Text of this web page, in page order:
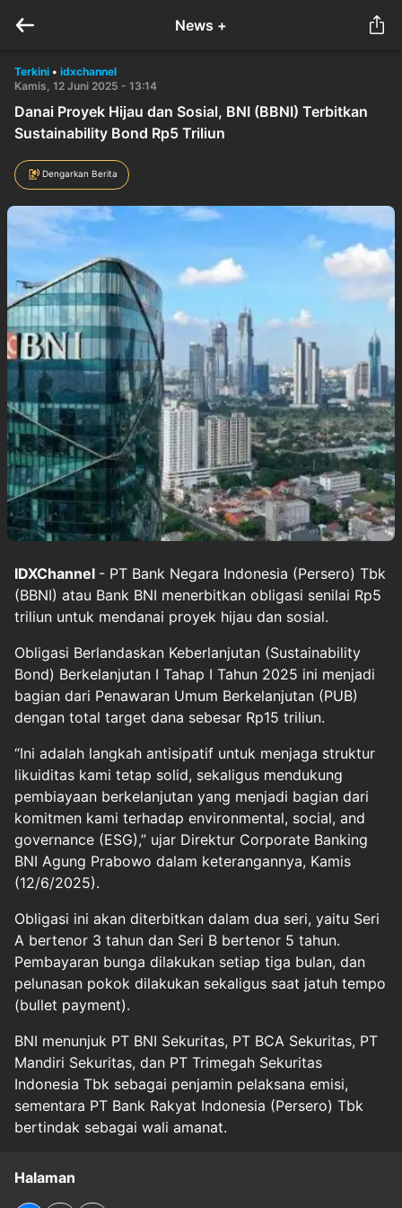
News +
Terkini • idxchannel
Kamis, 12 Juni 2025 - 13:14
Danai Proyek Hijau dan Sosial, BNI (BBNI) Terbitkan
Sustainability Bond Rp5 Triliun
Dengarkan Berita
IDXChannel - PT Bank Negara Indonesia (Persero) Tbk
(BBNI) atau Bank BNI menerbitkan obligasi senilai Rp5
triliun untuk mendanai proyek hijau dan sosial.
Obligasi Berlandaskan Keberlanjutan (Sustainability
Bond) Berkelanjutan I Tahap I Tahun 2025 ini menjadi
bagian dari Penawaran Umum Berkelanjutan (PUB)
dengan total target dana sebesar Rp15 triliun.
“Ini adalah langkah antisipatif untuk menjaga struktur
likuiditas kami tetap solid, sekaligus mendukung
pembiayaan berkelanjutan yang menjadi bagian dari
komitmen kami terhadap environmental, social, and
governance (ESG),” ujar Direktur Corporate Banking
BNI Agung Prabowo dalam keterangannya, Kamis
(12/6/2025).
Obligasi ini akan diterbitkan dalam dua seri, yaitu Seri
A bertenor 3 tahun dan Seri B bertenor 5 tahun.
Pembayaran bunga dilakukan setiap tiga bulan, dan
pelunasan pokok dilakukan sekaligus saat jatuh tempo
(bullet payment).
BNI menunjuk PT BNI Sekuritas, PT BCA Sekuritas, PT
Mandiri Sekuritas, dan PT Trimegah Sekuritas
Indonesia Tbk sebagai penjamin pelaksana emisi,
sementara PT Bank Rakyat Indonesia (Persero) Tbk
bertindak sebagai wali amanat.
Halaman